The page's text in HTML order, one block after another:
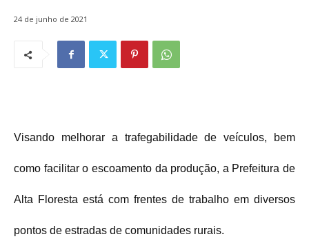
24 de junho de 2021
Visando melhorar a trafegabilidade de veículos, bem
como facilitar o escoamento da produção, a Prefeitura de
Alta Floresta está com frentes de trabalho em diversos
pontos de estradas de comunidades rurais.